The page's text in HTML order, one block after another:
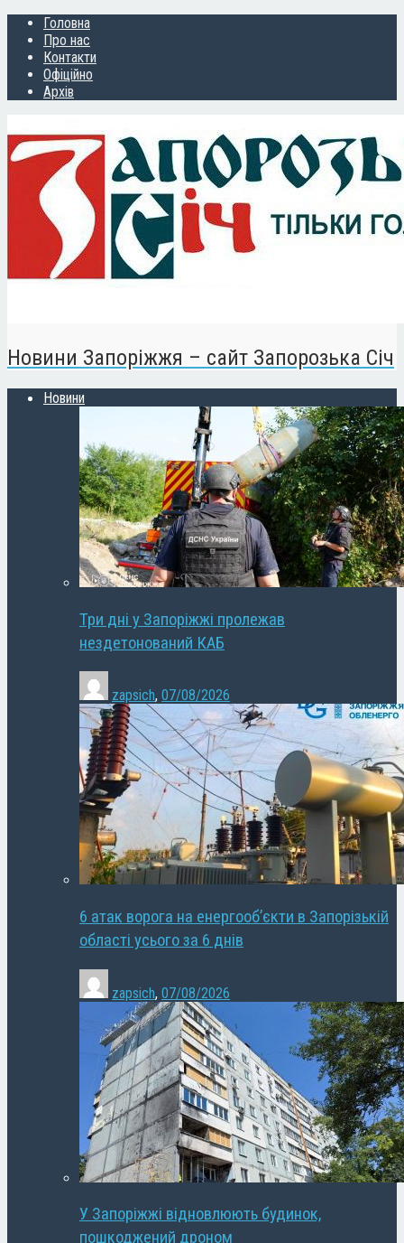
Головна
Про нас
Контакти
Офіційно
Архів
Новини Запоріжжя – сайт Запорозька Січ
Новини
Три дні у Запоріжжі пролежав
нездетонований КАБ
zapsich, 07/08/2026
6 атак ворога на енергооб’єкти в Запорізькій
області усього за 6 днів
zapsich, 07/08/2026
У Запоріжжі відновлюють будинок,
пошкоджений дроном